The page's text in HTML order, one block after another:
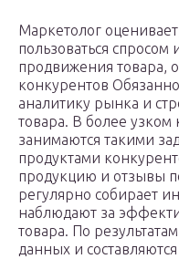
Маркетолог
пользоваться спросом
продвижения товара,
конкурентов
аналитику рынка и
товара. В более узком
занимаются такими
продуктами
продукцию и отзывы
регулярно собирает
наблюдают за
товара. По
данных и